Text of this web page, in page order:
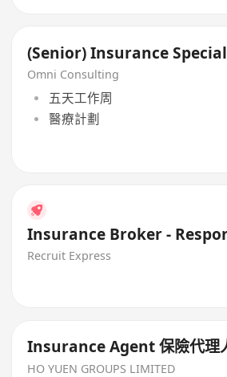
(Senior) Insurance
Omni Consulting
五天工作周
醫療計劃
Insurance Broker -
Recruit Express
Insurance Agent 保險代理
HO YUEN GROUPS LIMITED